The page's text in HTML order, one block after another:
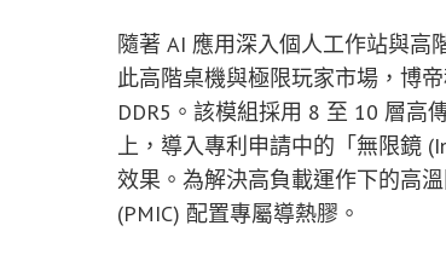
隨著 AI 應用深入個人工作站與高
此高階桌機與極限玩家市場，博
DDR5。該模組採用 8 至 10 層高
上，導入專利申請中的「無限鏡
效果。為解決高負載運作下的高
(PMIC) 配置專屬導熱膠。